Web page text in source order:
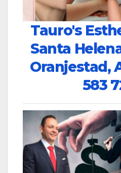
Tauro's
Santa
Oranjestad,
583